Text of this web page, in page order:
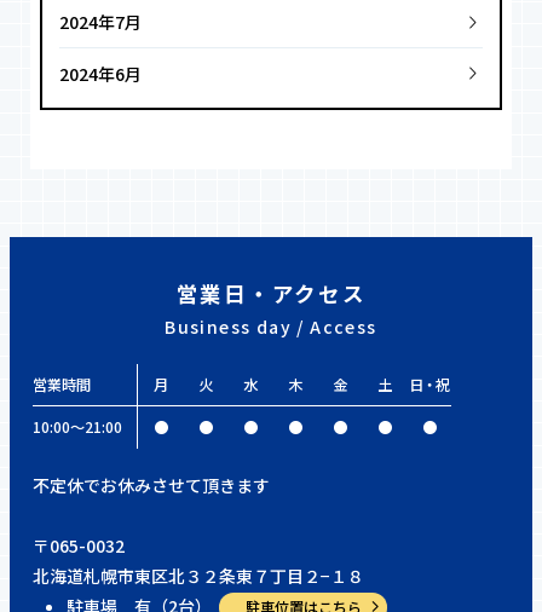
2024年7月
2024年6月
営業日・アクセス
Business day / Access
営業時間 月 火 水 木 金 土
日・祝
10:00〜21:00
● ● ● ● ● ● ●
不定休でお休みさせて頂きます
〒065-0032
北海道札幌市東区北３２条東７丁目２−１８
駐車場 有（2台）